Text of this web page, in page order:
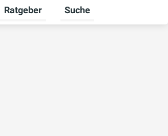
umschalten
umschalten
Untermenü für Unternehmen umschalten
Ratgeber
Untermenü für Ratgeber
Suche